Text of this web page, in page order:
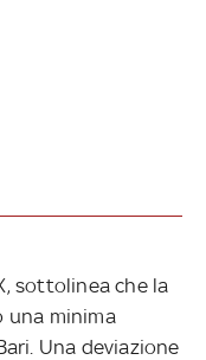
sottolinea che la
una minima
Una deviazione